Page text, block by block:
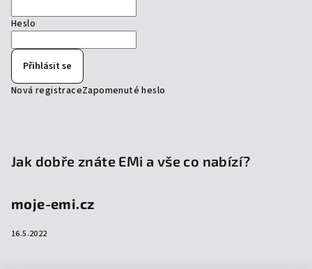
Heslo
Přihlásit se
Nová registraceZapomenuté heslo
Jak dobře znáte EMi a vše co nabízí?
moje-emi.cz
16.5.2022